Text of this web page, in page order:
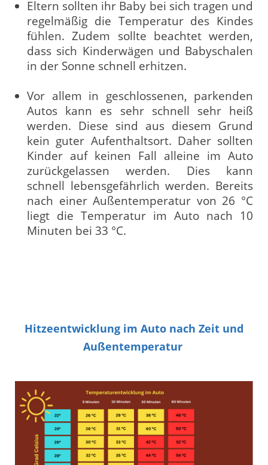
Eltern sollten ihr Baby bei sich tragen und
regelmäßig die Temperatur des Kindes
fühlen. Zudem sollte beachtet werden,
dass sich Kinderwägen und Babyschalen
in der Sonne schnell erhitzen.
Vor allem in geschlossenen, parkenden
Autos kann es sehr schnell sehr heiß
werden. Diese sind aus diesem Grund
kein guter Aufenthaltsort. Daher sollten
Kinder auf keinen Fall alleine im Auto
zurückgelassen werden. Dies kann
schnell lebensgefährlich werden. Bereits
nach einer Außentemperatur von 26 °C
liegt die Temperatur im Auto nach 10
Minuten bei 33 °C.
Hitzeentwicklung im Auto nach Zeit und
Außentemperatur